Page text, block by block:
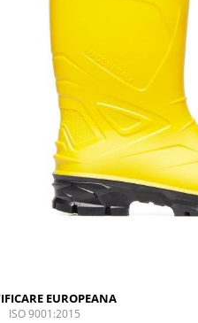
EUROPEANA
ISO 9001:2015